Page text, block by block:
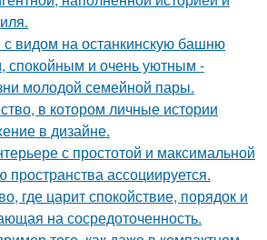
с видом на останкинскую башню
спокойным и очень уютным -
молодой семейной пары.
в котором личные истории
в дизайне.
с простотой и максимальной
ассоциируется.
где царит спокойствие, порядок и
на сосредоточенность.